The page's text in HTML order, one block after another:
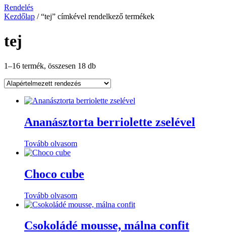
Rendelés
Kezdőlap / “tej” címkével rendelkező termékek
tej
1–16 termék, összesen 18 db
Ananásztorta berriolette zselével
Tovább olvasom
Choco cube
Tovább olvasom
Csokoládé mousse, málna confit